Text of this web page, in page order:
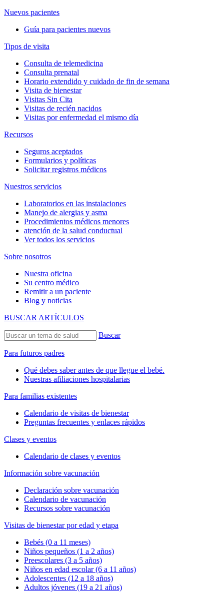
Nuevos pacientes
Guía para pacientes nuevos
Tipos de visita
Consulta de telemedicina
Consulta prenatal
Horario extendido y cuidado de fin de semana
Visita de bienestar
Visitas Sin Cita
Visitas de recién nacidos
Visitas por enfermedad el mismo día
Recursos
Seguros aceptados
Formularios y políticas
Solicitar registros médicos
Nuestros servicios
Laboratorios en las instalaciones
Manejo de alergias y asma
Procedimientos médicos menores
atención de la salud conductual
Ver todos los servicios
Sobre nosotros
Nuestra oficina
Su centro médico
Remitir a un paciente
Blog y noticias
BUSCAR ARTÍCULOS
Buscar
Para futuros padres
Qué debes saber antes de que llegue el bebé.
Nuestras afiliaciones hospitalarias
Para familias existentes
Calendario de visitas de bienestar
Preguntas frecuentes y enlaces rápidos
Clases y eventos
Calendario de clases y eventos
Información sobre vacunación
Declaración sobre vacunación
Calendario de vacunación
Recursos sobre vacunación
Visitas de bienestar por edad y etapa
Bebés (0 a 11 meses)
Niños pequeños (1 a 2 años)
Preescolares (3 a 5 años)
Niños en edad escolar (6 a 11 años)
Adolescentes (12 a 18 años)
Adultos jóvenes (19 a 21 años)